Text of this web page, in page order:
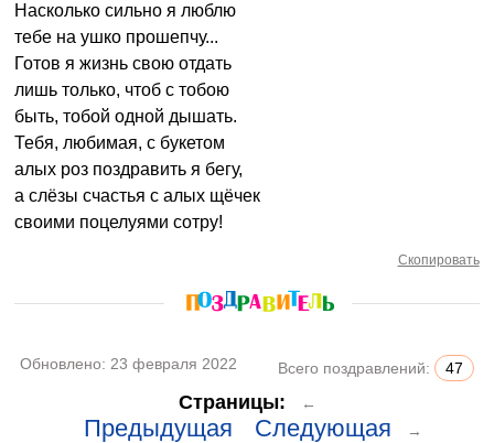
Насколько сильно я люблю
тебе на ушко прошепчу...
Готов я жизнь свою отдать
лишь только, чтоб с тобою
быть, тобой одной дышать.
Тебя, любимая, с букетом
алых роз поздравить я бегу,
а слёзы счастья с алых щёчек
своими поцелуями сотру!
Скопировать
Обновлено: 23 февраля 2022 Всего поздравлений: 47
Страницы: ←
Предыдущая Следующая →